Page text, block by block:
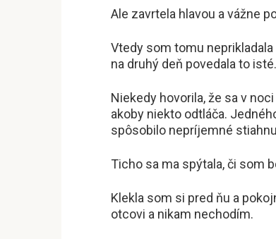
Ale zavrtela hlavou a vážne
Vtedy som tomu
na druhý deň povedala to
Niekedy hovorila, že sa v
akoby niekto odtláča.
spôsobilo nepríjemné
Ticho sa ma spýtala, či som
Klekla som si pred ňu a
otcovi a nikam nechodím.